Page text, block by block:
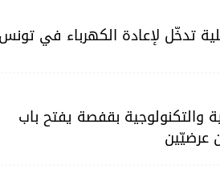
والتكنولوجية بقفصة يفتح باب
عرضيّين